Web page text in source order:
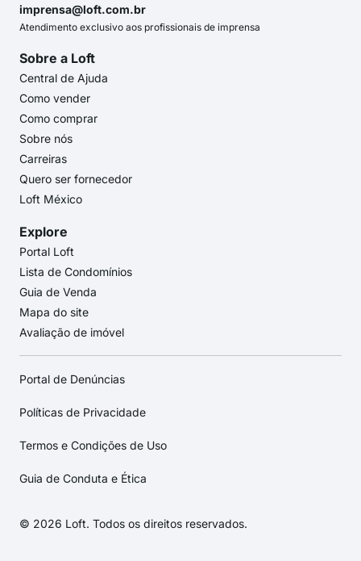
imprensa@loft.com.br
Atendimento exclusivo aos profissionais de imprensa
Sobre a Loft
Central de Ajuda
Como vender
Como comprar
Sobre nós
Carreiras
Quero ser fornecedor
Loft México
Explore
Portal Loft
Lista de Condomínios
Guia de Venda
Mapa do site
Avaliação de imóvel
Portal de Denúncias
Políticas de Privacidade
Termos e Condições de Uso
Guia de Conduta e Ética
© 2026 Loft. Todos os direitos reservados.